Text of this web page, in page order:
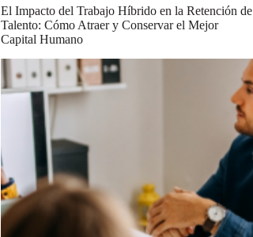
El Impacto del Trabajo Híbrido en la Retención de
Talento: Cómo Atraer y Conservar el Mejor
Capital Humano